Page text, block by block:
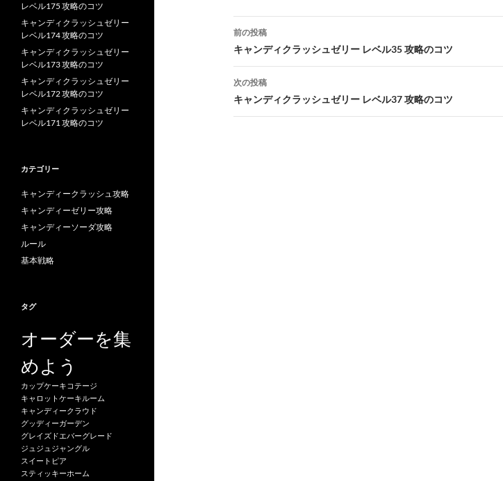
投
稿
ナ
ビ
ゲ
前の投稿
キャンディクラッシュゼリー レベル35 攻略のコツ
次の投稿
キャンディクラッシュゼリー レベル37 攻略のコツ
レベル175 攻略のコツ
キャンディクラッシュゼリー
レベル174 攻略のコツ
キャンディクラッシュゼリー
レベル173 攻略のコツ
キャンディクラッシュゼリー
レベル172 攻略のコツ
キャンディクラッシュゼリー
レベル171 攻略のコツ
カテゴリー
キャンディークラッシュ攻略
キャンディーゼリー攻略
キャンディーソーダ攻略
ルール
基本戦略
タグ
オーダーを集
めよう
カップケーキコテージ
キャロットケーキルーム
キャンディークラウド
グッディーガーデン
グレイズドエバーグレード
ジュジュジャングル
スイートピア
スティッキーホーム